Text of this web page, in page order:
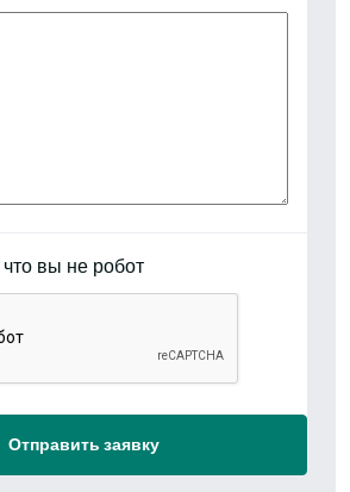
вы не робот
Отправить заявку